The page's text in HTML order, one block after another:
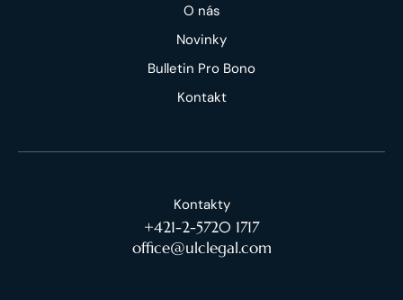
O nás
Novinky
Bulletin Pro Bono
Kontakt
Kontakty
+421-2-5720 1717
office@ulclegal.com